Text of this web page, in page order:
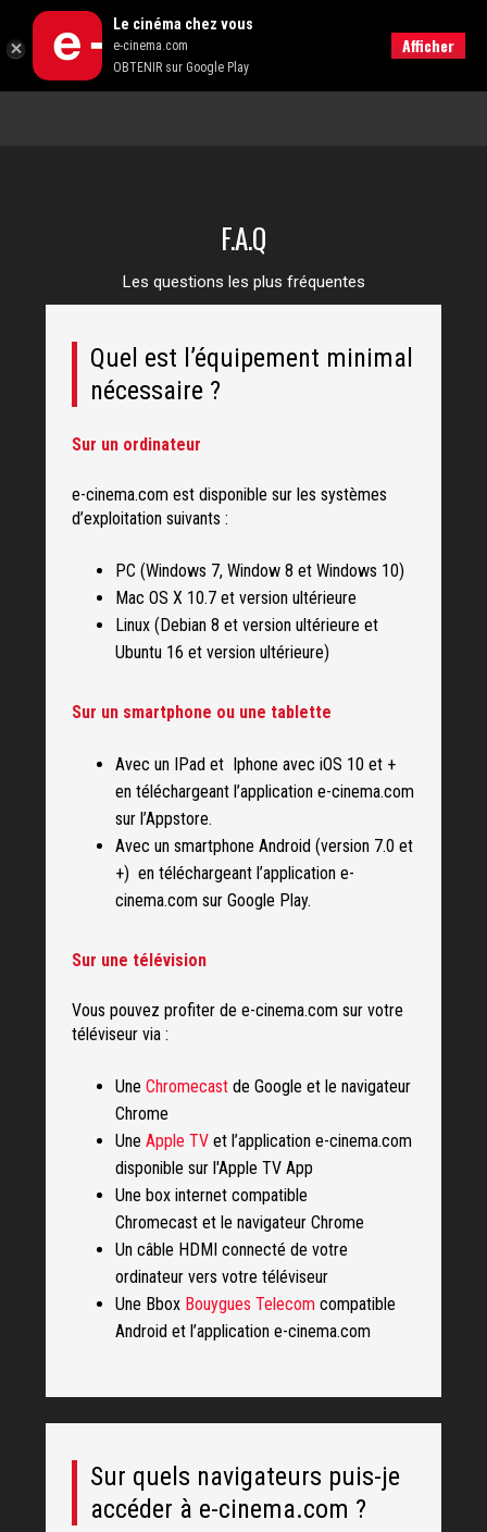
F.A.Q
Les questions les plus fréquentes
Quel est l’équipement minimal
nécessaire ?
Sur un ordinateur
e-cinema.com est disponible sur les systèmes
d’exploitation suivants :
PC (Windows 7, Window 8 et Windows 10)
Mac OS X 10.7 et version ultérieure
Linux (Debian 8 et version ultérieure et
Ubuntu 16 et version ultérieure)
Sur un smartphone ou une tablette
Avec un IPad et Iphone avec iOS 10 et +
en téléchargeant l’application e-cinema.com
sur l’Appstore.
Avec un smartphone Android (version 7.0 et
+) en téléchargeant l’application e-
cinema.com sur Google Play.
Sur une télévision
Vous pouvez profiter de e-cinema.com sur votre
téléviseur via :
Une Chromecast de Google et le navigateur
Chrome
Une Apple TV et l’application e-cinema.com
disponible sur l'Apple TV App
Une box internet compatible
Chromecast et le navigateur Chrome
Un câble HDMI connecté de votre
ordinateur vers votre téléviseur
Une Bbox Bouygues Telecom compatible
Android et l’application e-cinema.com
Sur quels navigateurs puis-je
accéder à e-cinema.com ?
RECHERCHER
Le cinéma chez vous
e-cinema.com
OBTENIR sur Google Play
Afficher